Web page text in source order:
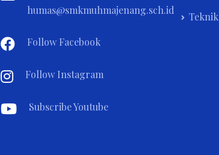
humas@smkmuhmajenang.sch.id
Follow Facebook
Follow Instagram
Subscribe Youtube